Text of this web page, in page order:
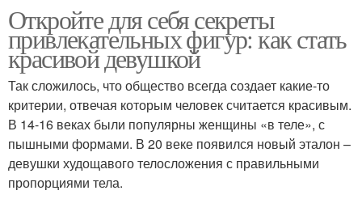
Откройте для себя секреты
привлекательных фигур: как стать
красивой девушкой
Так сложилось, что общество всегда создает какие-то
критерии, отвечая которым человек считается красивым.
В 14-16 веках были популярны женщины «в теле», с
пышными формами. В 20 веке появился новый эталон –
девушки худощавого телосложения с правильными
пропорциями тела.